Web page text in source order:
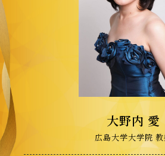
大野内 愛
広島大学大学院 教